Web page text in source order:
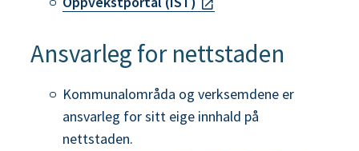
Ansvarleg for nettstaden
Kommunalområda og verksemdene er
ansvarleg for sitt eige innhald på
nettstaden.